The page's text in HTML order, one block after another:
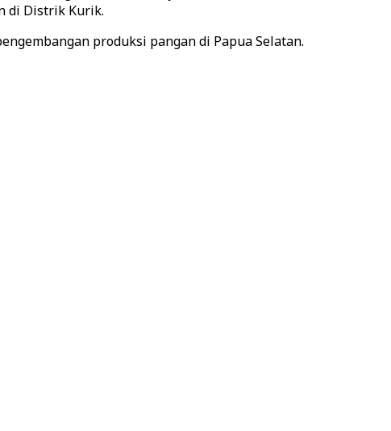
di Distrik Kurik.
produksi pangan di Papua Selatan.